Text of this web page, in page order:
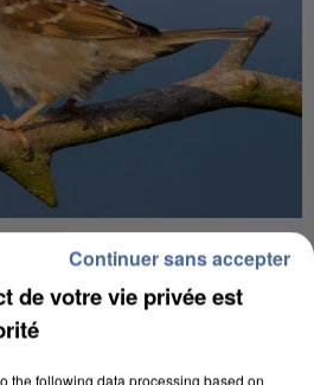
LES REFUGES
SONT...
de votre vie privée est
the following data processing based on
Continuer sans accepter